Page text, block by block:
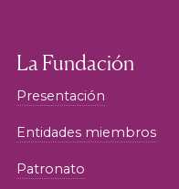
La Fundación
Presentación
Entidades miembros
Patronato